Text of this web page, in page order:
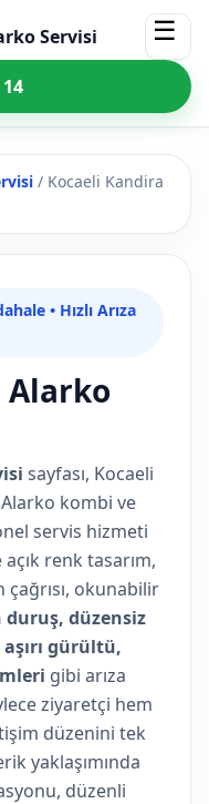
Servisi ☰
/ Kocaeli Kandira
• Hızlı Arıza
Alarko
sayfası, Kocaeli
kombi ve
servis hizmeti
renk tasarım,
okunabilir
duruş, düzensiz
gürültü,
gibi arıza
ziyaretçi hem
düzenini tek
yaklaşımında
düzenli